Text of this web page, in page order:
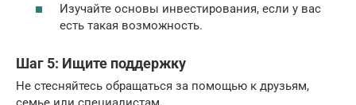
Изучайте основы инвестирования, если у вас
есть такая возможность.
Шаг 5: Ищите поддержку
Не стесняйтесь обращаться за помощью к друзьям,